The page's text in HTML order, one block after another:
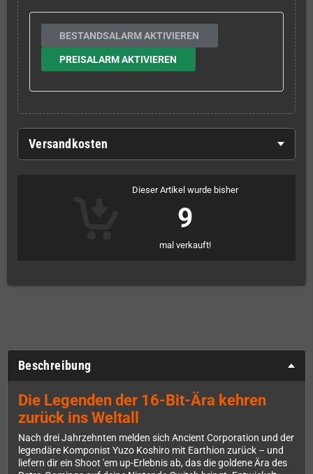
BESTANDSALARM AKTIVIEREN
PREISALARM AKTIVIEREN
Versandkosten
Dieser Artikel wurde bisher
9
mal verkauft!
Beschreibung
Die Legenden der 16-Bit-Ära kehren
zurück ins Weltall
Nach drei Jahrzehnten melden sich Ancient Corporation und der
legendäre Komponist Yuzo Koshiro mit Earthion zurück – und
liefern dir ein Shoot 'em up-Erlebnis ab, das die goldene Ära des